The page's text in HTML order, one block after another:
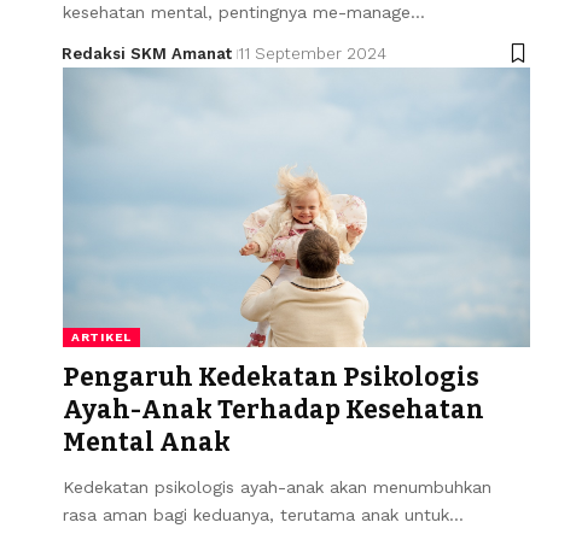
kesehatan mental, pentingnya me-manage…
Redaksi SKM Amanat 11 September 2024
ARTIKEL
Pengaruh Kedekatan Psikologis
Ayah-Anak Terhadap Kesehatan
Mental Anak
Kedekatan psikologis ayah-anak akan menumbuhkan
rasa aman bagi keduanya, terutama anak untuk…